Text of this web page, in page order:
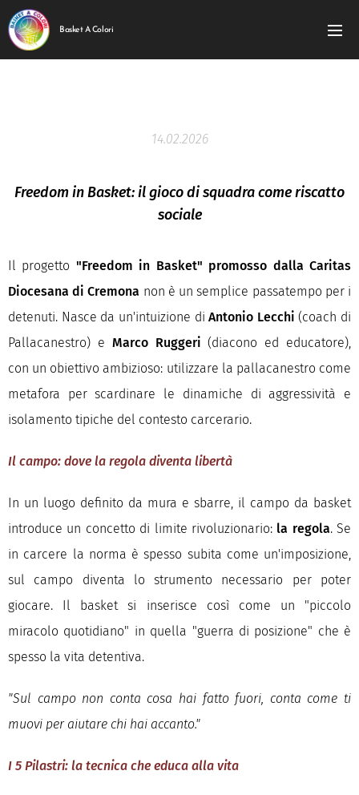
Basket A Colori
14.02.2026
Freedom in Basket: il gioco di squadra come riscatto
sociale
Il progetto "Freedom in Basket" promosso dalla Caritas
Diocesana di Cremona non è un semplice passatempo per i
detenuti. Nasce da un'intuizione diAntonio Lecchi (coach di
Pallacanestro) e Marco Ruggeri (diacono ed educatore),
con un obiettivo ambizioso: utilizzare la pallacanestro come
metafora per scardinare le dinamiche di aggressività e
isolamento tipiche del contesto carcerario.
Il campo: dove la regola diventa libertà
In un luogo definito da mura e sbarre, il campo da basket
introduce un concetto di limite rivoluzionario: la regola. Se
in carcere la norma è spesso subita come un'imposizione,
sul campo diventa lo strumento necessario per poter
giocare. Il basket si inserisce così come un "piccolo
miracolo quotidiano" in quella "guerra di posizione" che è
spesso la vita detentiva.
"Sul campo non conta cosa hai fatto fuori, conta come ti
muovi per aiutare chi hai accanto."
I 5 Pilastri: la tecnica che educa alla vita